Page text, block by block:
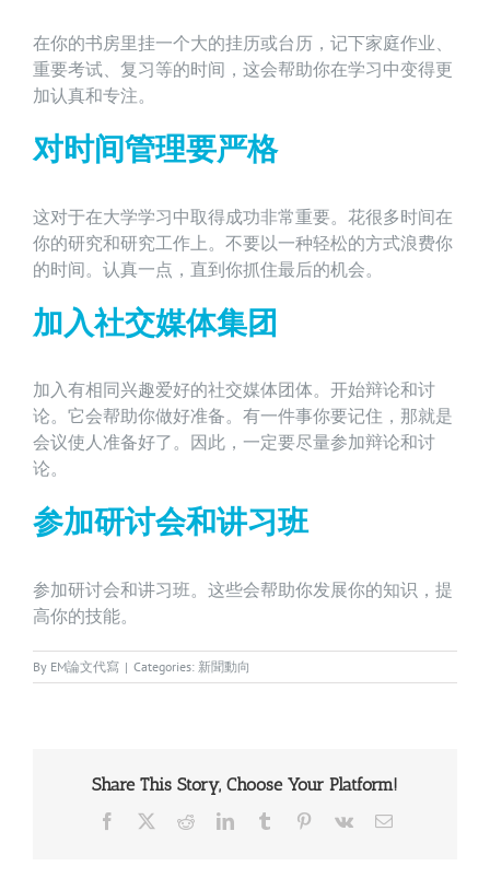
在你的书房里挂一个大的挂历或台历，记下家庭作业、
重要考试、复习等的时间，这会帮助你在学习中变得更
加认真和专注。
对时间管理要严格
这对于在大学学习中取得成功非常重要。花很多时间在
你的研究和研究工作上。不要以一种轻松的方式浪费你
的时间。认真一点，直到你抓住最后的机会。
加入社交媒体集团
加入有相同兴趣爱好的社交媒体团体。开始辩论和讨
论。它会帮助你做好准备。有一件事你要记住，那就是
会议使人准备好了。因此，一定要尽量参加辩论和讨
论。
参加研讨会和讲习班
参加研讨会和讲习班。这些会帮助你发展你的知识，提
高你的技能。
By EM論文代寫 | Categories: 新聞動向
Share This Story, Choose Your Platform!
Facebook RedditLinkedInTumblr Pinterest
Vk Email